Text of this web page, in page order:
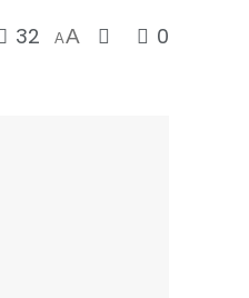
32 AA 0